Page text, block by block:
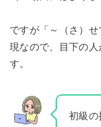
ですが「～（さ）
現なので、目下の
す。
初級の